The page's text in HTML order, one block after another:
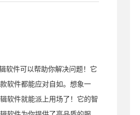
软件可以帮助你解决问题！它
软件都能应对自如。想象一
软件就能派上用场了！它的智